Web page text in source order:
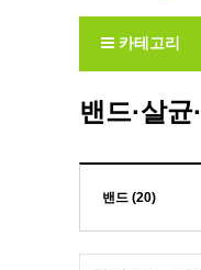
카테고리
밴드·살
밴드 (20)